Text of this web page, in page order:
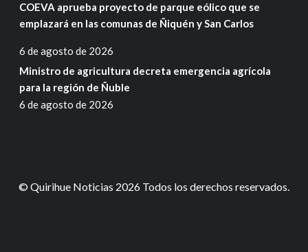
COEVA aprueba proyecto de parque eólico que se
emplazará en las comunas de Ñiquén y San Carlos
6 de agosto de 2026
Ministro de agricultura decreta emergencia agrícola
para la región de Ñuble
6 de agosto de 2026